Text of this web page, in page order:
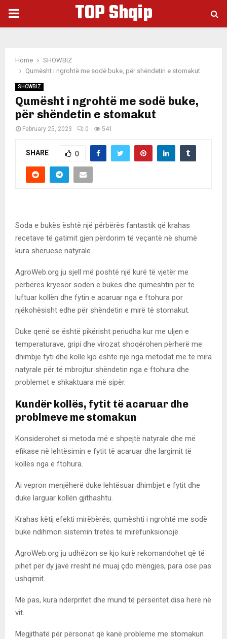
PRIMARY
TOP Shqip
Home
SHOWBIZ
Qumësht i ngrohtë me sodë buke, për shëndetin e stomakut
SHOWBIZ
Qumësht i ngrohtë me sodë buke,
për shëndetin e stomakut
February 25, 2023 0 541
SHARE 0
Soda e bukës është një përbërës fantastik që krahas
recetave të gatimit gjen përdorim të veçantë në shumë
kura shëruese natyrale.
AgroWeb.org ju sjell më poshtë një kurë të vjetër me
përbërës kryesor sodën e bukës dhe qumështin për të
luftuar kollën dhe fytin e acaruar nga e ftohura por
njëkohësisht edhe për shëndetin e mirë të stomakut.
Duke qenë se është pikërisht periudha kur me uljen e
temperaturave, gripi dhe virozat shoqërohen përherë me
dhimbje fyti dhe kollë kjo është një nga metodat më të mira
natyrale për të mbrojtur shëndetin nga e ftohura dhe
problemet e shkaktuara më sipër.
Kundër kollës, fytit të acaruar dhe
problmeve me stomakun
Konsiderohet si metoda më e shpejtë natyrale dhe më
efikase në lehtësimin e fytit të acaruar dhe largimit të
kollës nga e ftohura.
Ai vepron menjëherë duke lehtësuar dhimbjet e fytit dhe
duke larguar kollën gjithashtu.
Krahas këtij efekti mirëbërës, qumështi i ngrohtë me sodë
buke ndihmon sistemin tretës të mirëfunksionojë.
AgroWeb.org ju udhëzon se kjo kurë rekomandohet që të
pihet për dy javë rresht në muaj çdo mëngjes, para ose pas
ushqimit.
Më pas, kura ndërpritet dhe mund të përsëritet disa herë në
vit.
Megjithatë për përsonat që kanë probleme me stomakun